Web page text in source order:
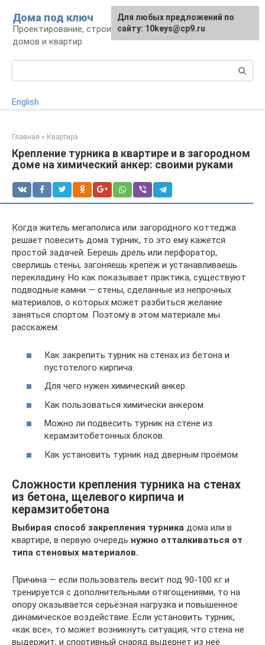
контенту
Дома под ключ
Проектирование, строительство и отделка
домов и квартир
English
Главная » Квартира
Крепление турника в квартире и в загородном
доме на химический анкер: своими руками
Когда житель мегаполиса или загородного коттеджа
решает повесить дома турник, то это ему кажется
простой задачей. Берешь дрель или перфоратор,
сверлишь стены, загоняешь крепёж и устанавливаешь
перекладину. Но как показывает практика, существуют
подводные камни — стены, сделанные из непрочных
материалов, о которых может разбиться желание
заняться спортом. Поэтому в этом материале мы
расскажем:
Как закрепить турник на стенах из бетона и
пустотелого кирпича.
Для чего нужен химический анкер.
Как пользоваться химически анкером.
Можно ли подвесить турник на стене из
керамзитобетонных блоков.
Как установить турник над дверным проёмом.
Сложности крепления турника на стенах
из бетона, щелевого кирпича и
керамзитобетона
Выбирая способ закрепления турника дома или в
квартире, в первую очередь нужно отталкиваться от
типа стеновых материалов.
Причина — если пользователь весит под 90-100 кг и
тренируется с дополнительными отягощениями, то на
опору оказывается серьёзная нагрузка и повышенное
динамическое воздействие. Если установить турник,
«как все», то может возникнуть ситуация, что стена не
выдержит, и спортивный снаряд выдернет из неё
Для любых предложений по
сайту: 10keys@cp9.ru